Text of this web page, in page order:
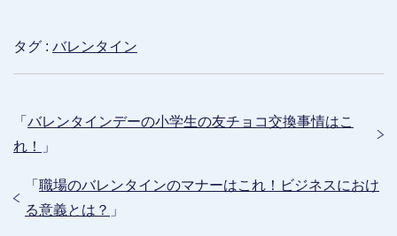
タグ : バレンタイン
「 バレンタインデーの小学生の友チョコ交換事情はこ
れ！
」
「 職場のバレンタインのマナーはこれ！ビジネスにおけ
る意義とは？ 」